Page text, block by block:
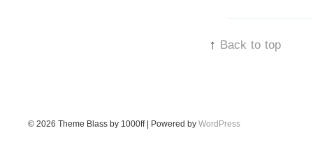
↑ Back to top
© 2026 Theme Blass by 1000ff | Powered by WordPress